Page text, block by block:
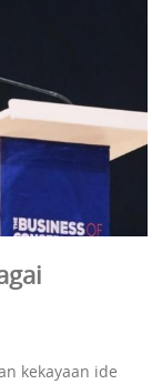
kekayaan ide